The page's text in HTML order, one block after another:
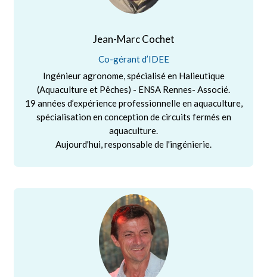
Jean-Marc Cochet
Co-gérant d’IDEE
Ingénieur agronome, spécialisé en Halieutique
(Aquaculture et Pêches) - ENSA Rennes- Associé.
19 années d’expérience professionnelle en aquaculture,
spécialisation en conception de circuits fermés en
aquaculture.
Aujourd'hui, responsable de l'ingénierie.